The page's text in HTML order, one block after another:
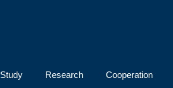
Study Research Cooperation